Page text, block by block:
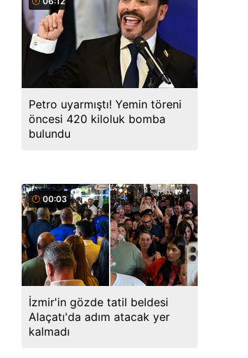
Petro uyarmıştı! Yemin töreni
öncesi 420 kiloluk bomba
bulundu
00:03
İzmir'in gözde tatil beldesi
Alaçatı'da adım atacak yer
kalmadı